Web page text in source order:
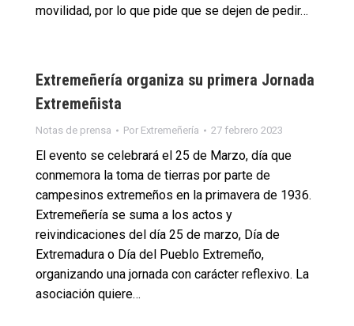
movilidad, por lo que pide que se dejen de pedir…
Extremeñería organiza su primera Jornada
Extremeñista
Notas de prensa Por Extremeñería 27 febrero 2023
El evento se celebrará el 25 de Marzo, día que
conmemora la toma de tierras por parte de
campesinos extremeños en la primavera de 1936.
Extremeñería se suma a los actos y
reivindicaciones del día 25 de marzo, Día de
Extremadura o Día del Pueblo Extremeño,
organizando una jornada con carácter reflexivo. La
asociación quiere…